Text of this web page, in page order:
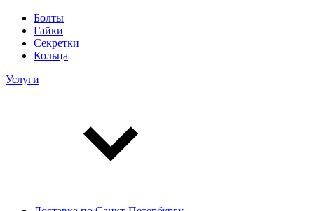
Болты
Гайки
Секретки
Кольца
Услуги